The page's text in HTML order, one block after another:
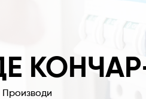
Производи